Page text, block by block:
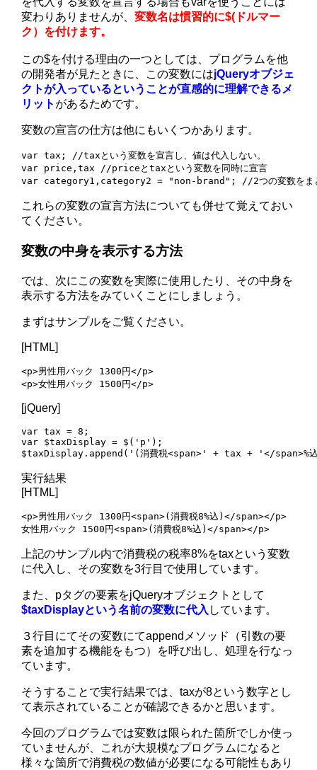
変わりありませんが、変数名は慣習的に$(ドルマー
ク）を付けます。
この$を付ける理由の一つとしては、プログラムを他
の開発者が見たときに、この変数にはjQueryオブジェ
クトが入っているということが直感的に理解できるメ
リット があるためです。
変数の宣言の仕方は他にもいくつかあります。
var tax; //taxという変数を宣言し、値は代入しない。
var price,tax //priceとtaxという変数を同時に宣言
var category1,category2 = "non-brand"; //2つの変数をまと
これらの変数の宣言方法についても併せて覚えておい
てください。
変数の中身を表示する方法
では、次にこの変数を実際に使用したり、その中身を
表示する方法をみていくことにしましょう。
まずはサンプルをご覧ください。
[HTML]
<p>男性用バック 1300円</p>
<p>女性用バック 1500円</p>
[jQuery]
var tax = 8;
var $taxDisplay = $('p');
$taxDisplay.append('(消費税<span>' + tax + '</
実行結果
[HTML]
<p>男性用バック 1300円<span>(消費税8%込)</span></p>
女性用バック 1500円<span>(消費税8%込)</span></p>
上記のサンプル内で消費税の税率8%をtaxという変数
に代入し、その変数を3行目で使用しています。
また、pタグの要素をjQueryオブジェクトとして
$taxDisplayという名前の変数に代入 しています。
３行目にてその変数にてappendメソッド（引数の要
素を追加する機能をもつ）を呼び出し、処理を行なっ
ています。
そうすることで実行結果では、taxが8という数字とし
て表示されていることが確認できるかと思います。
今回のプログラムでは変数は限られた箇所でしか使っ
ていませんが、これが大規模なプログラムになると
様々な箇所で消費税の数値が必要になる可能性もあり